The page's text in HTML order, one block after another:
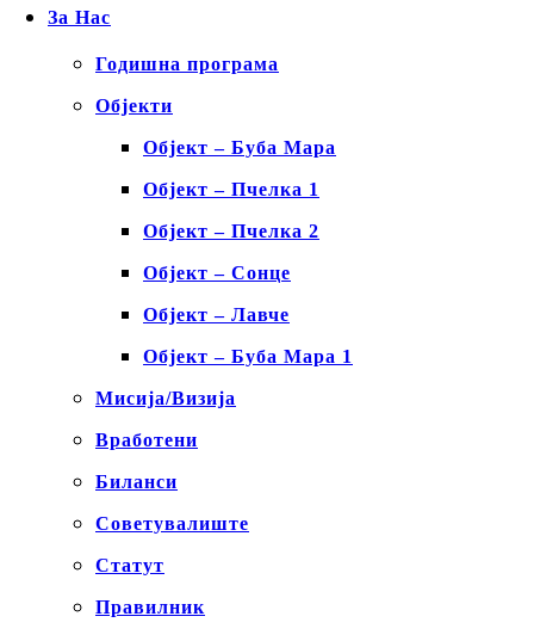
За Нас
Годишна програма
Објекти
Објект – Буба Мара
Објект – Пчелка 1
Објект – Пчелка 2
Објект – Сонце
Објект – Лавче
Објект – Буба Мара 1
Мисија/Визија
Вработени
Биланси
Советувалиште
Статут
Правилник